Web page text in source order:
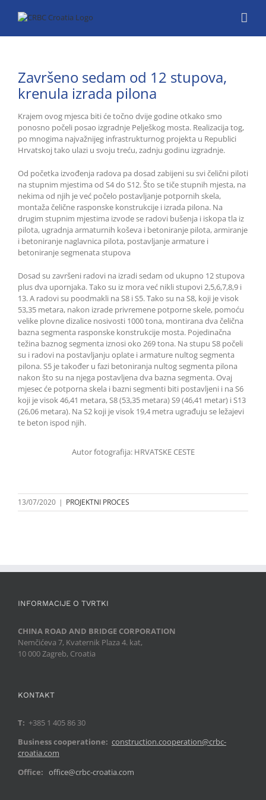
Završeno sedam od 12 stupova,
krenula izrada pilona
Krajem ovog mjesca biti će točno dvije godine otkako smo
ponosno počeli posao izgradnje Pelješkog mosta. Realizacija tog,
po mnogima najvažnijeg infrastrukturnog projekta u Republici
Hrvatskoj tako ulazi u svoju treću, zadnju godinu izgradnje.
Od početka izvođenja radova pa dosad zabijeni su svi čelični piloti
na stupnim mjestima od S4 do S12. Što se tiče stupnih mjesta, na
nekima od njih je već počelo postavljanje potpornih skela,
montaža čelične rasponske konstrukcije i izrada pilona. Na
drugim stupnim mjestima izvode se radovi bušenja i iskopa tla iz
pilota, ugradnja armaturnih koševa i betoniranje pilota, armiranje
i betoniranje naglavnica pilota, postavljanje armature i
betoniranje segmenata stupova
Dosad su završeni radovi na izradi sedam od ukupno 12 stupova
plus dva upornjaka. Tako su iz mora već nikli stupovi 2,5,6,7,8,9 i
13. A radovi su poodmakli na S8 i S5. Tako su na S8, koji je visok
53,35 metara, nakon izrade privremene potporne skele, pomoću
velike plovne dizalice nosivosti 1000 tona, montirana dva čelična
bazna segmenta rasponske konstrukcije mosta. Pojedinačna
težina baznog segmenta iznosi oko 269 tona. Na stupu S8 počeli
su i radovi na postavljanju oplate i armature nultog segmenta
pilona. S5 je također u fazi betoniranja nultog segmenta pilona
nakon što su na njega postavljena dva bazna segmenta. Ovaj
mjesec će potporna skela i bazni segmenti biti postavljeni i na S6
koji je visok 46,41 metara, S8 (53,35 metara) S9 (46,41 metar) i S13
(26,06 metara). Na S2 koji je visok 19,4 metra ugrađuju se ležajevi
te beton ispod njih.
Autor fotografija: HRVATSKE CESTE
13/07/2020 | PROJEKTNI PROCES
INFORMACIJE O TVRTKI
CHINA ROAD AND BRIDGE CORPORATION
Nemčićeva 7, Kvaternik Plaza 4. kat,
10 000 Zagreb, Croatia
KONTAKT
T: +385 1 405 86 30
Business cooperatione: construction.cooperation@crbc-
croatia.com
Office: office@crbc-croatia.com